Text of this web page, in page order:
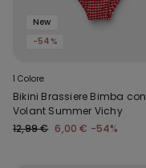
New
-54%
1 Colore
Bikini Brassiere Bimba con
Volant Summer Vichy
12,99 € 6,00 € -54%